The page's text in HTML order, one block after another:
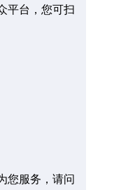
平台，您可扫
您服务，请问